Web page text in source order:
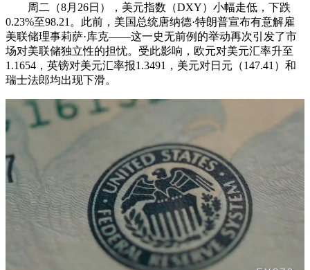
周二（8月26日），美元指数（DXY）小幅走低，下跌
0.23%至98.21。此前，美国总统唐纳德·特朗普宣布有意解雇
美联储理事莉萨·库克——这一史无前例的举动再次引发了市
场对美联储独立性的担忧。受此影响，欧元对美元汇率升至
1.1654，英镑对美元汇率报1.3491，美元对日元（147.41）和
瑞士法郎均出现下滑。